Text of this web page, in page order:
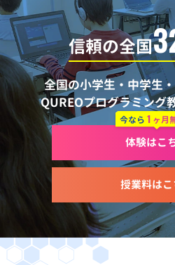
信頼の全国
全国の小学生・中学生
QUREOプログラミング
授業料はこ
今なら 1 ヶ月
体験はこ